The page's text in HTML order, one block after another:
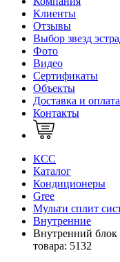
Клиенты
Oтзывы
Выбор звезд
Фото
Видео
Сертификаты
Объекты
Доставка и оплата
Контакты
КСС
Каталог
Кондиционеры
Gree
Мульти сплит
Внутренние
Внутренний
товара: 5132